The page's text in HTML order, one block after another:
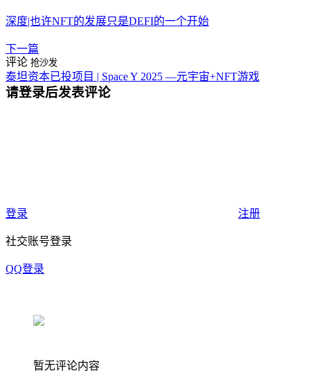
深度|也许NFT的发展只是DEFI的一个开始
下一篇
泰坦资本已投项目 | Space Y 2025 —元宇宙+NFT游戏
评论 抢沙发
请登录后发表评论
登录 注册
社交账号登录
QQ登录
暂无评论内容